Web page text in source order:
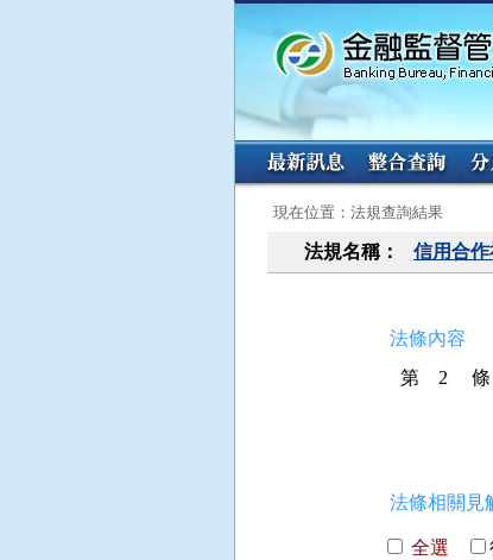
:::
現在位置：法規查詢結果
法規名稱： 信用合
法條內容
第 2 條
法條相關見
全選